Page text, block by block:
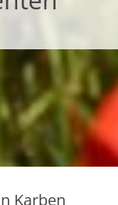
Karben